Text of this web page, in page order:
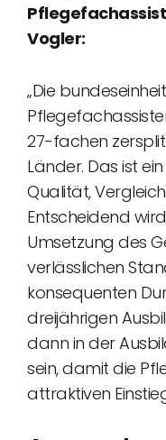
Vogler:
„Die
27-fachen
Länder. Das ist
Qualität,
Entscheidend
Umsetzung des
verlässlichen
konsequenten
dreijährigen
dann in der
sein, damit die
attraktiven